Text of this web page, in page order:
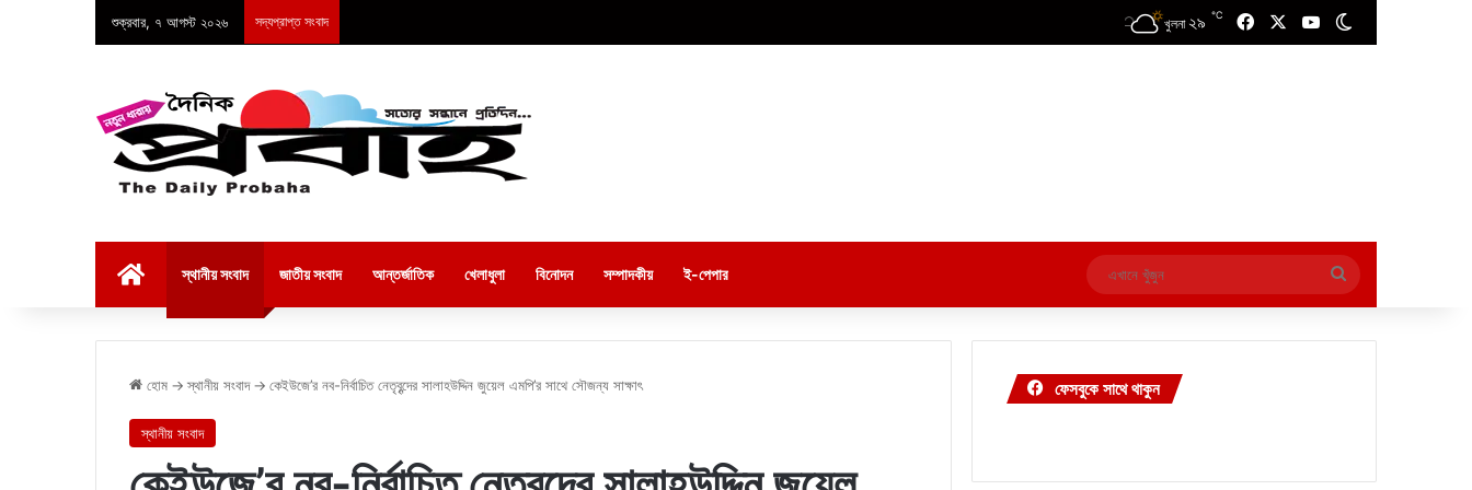
শুক্রবার, ৭ আগস্ট ২০২৬ সদ্যপ্রাপ্ত সংবাদ খুলনা ২৯ ℃ FacebookYouTube
স্থানীয় সংবাদ জাতীয় সংবাদ আন্তর্জাতিক খেলাধুলা বিনোদন সম্পাদকীয় ই-পেপার
এখানে
খুঁজুন
হোম → স্থানীয় সংবাদ → কেইউজে’র নব-নির্বাচিত নেতৃবৃন্দের সালাহউদ্দিন জুয়েল এমপি’র সাথে সৌজন্য সাক্ষাৎ
স্থানীয় সংবাদ
ফেসবুকে সাথে থাকুন